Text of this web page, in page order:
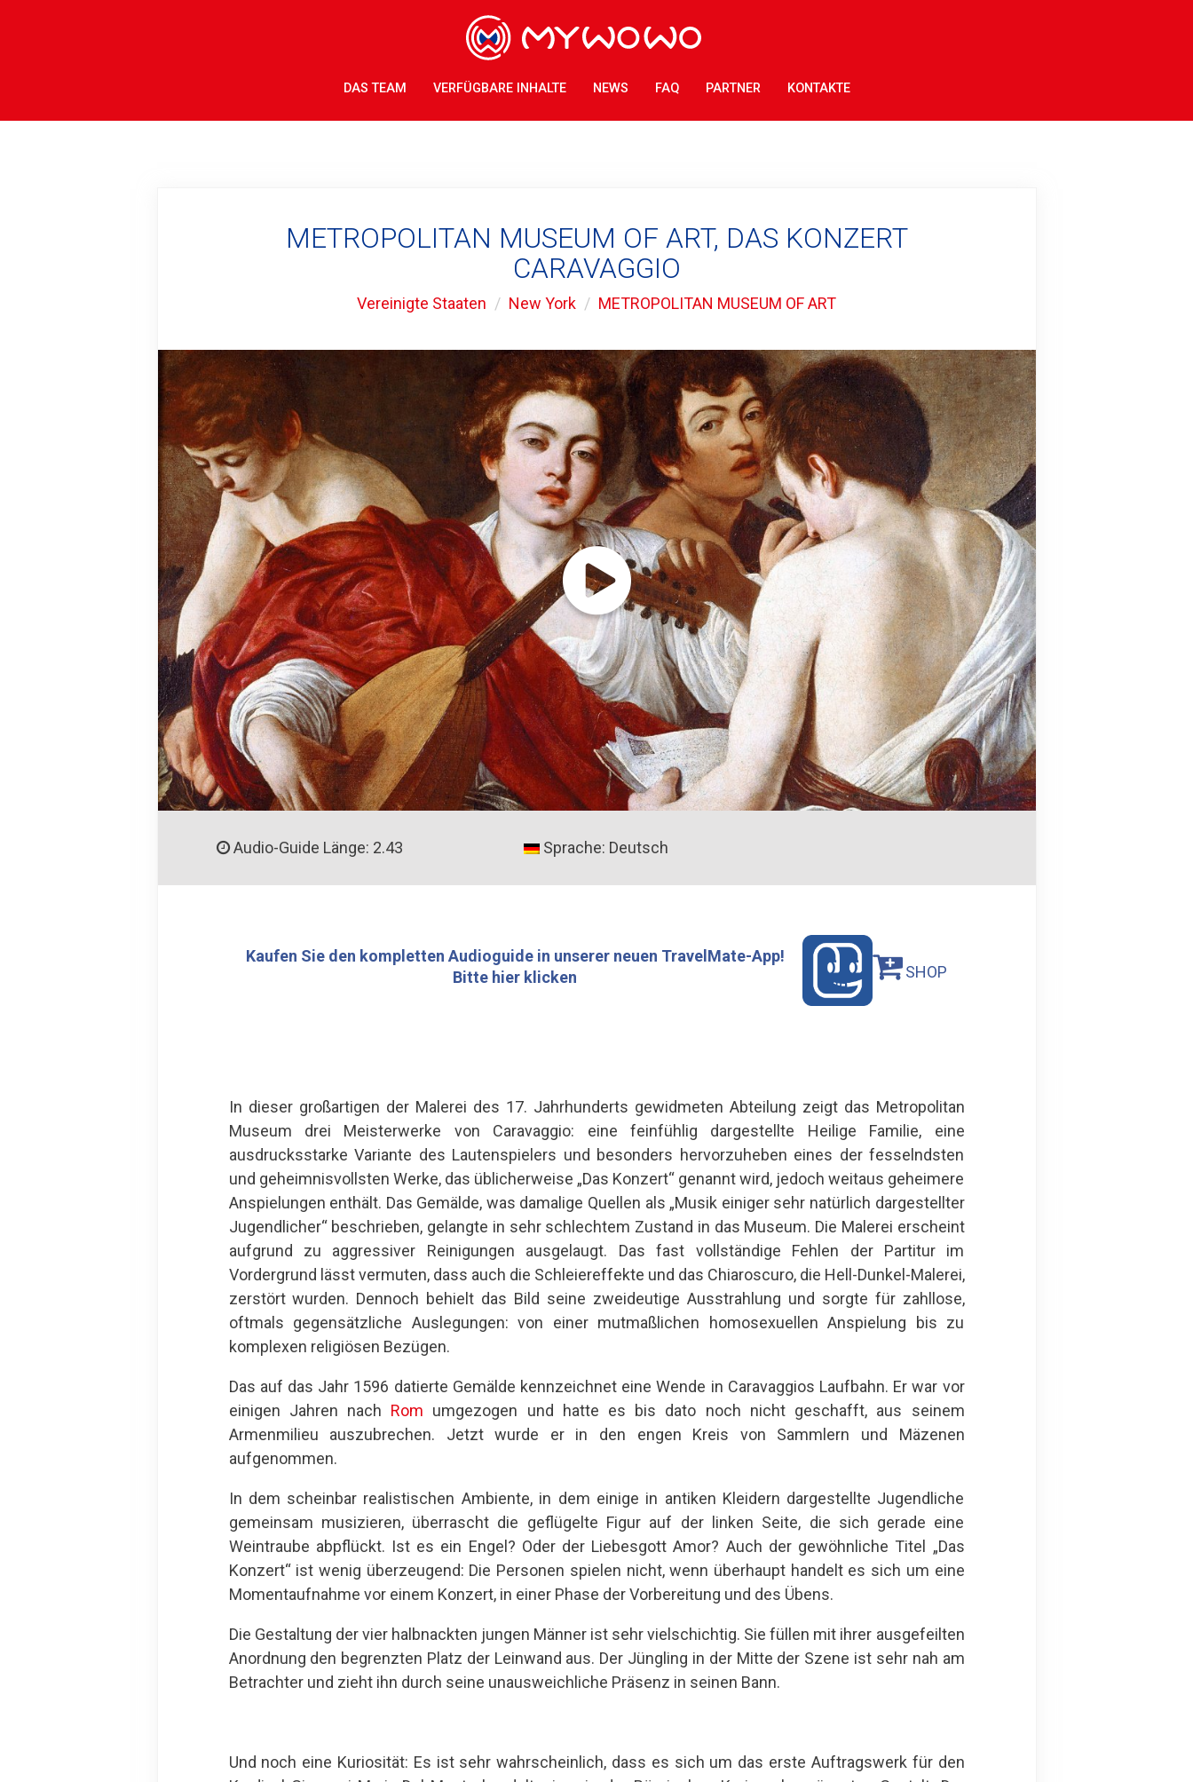
DAS TEAM VERFÜGBARE INHALTE NEWS FAQ PARTNER KONTAKTE
METROPOLITAN MUSEUM OF ART, DAS KONZERT
CARAVAGGIO
Vereinigte Staaten New York METROPOLITAN MUSEUM OF ART
Audio-Guide Länge: 2.43 Sprache: Deutsch
Kaufen Sie den kompletten Audioguide in unserer neuen TravelMate-App!
Bitte hier klicken
SHOP
In dieser großartigen der Malerei des 17. Jahrhunderts gewidmeten Abteilung zeigt das Metropolitan
Museum drei Meisterwerke von Caravaggio: eine feinfühlig dargestellte Heilige Familie, eine
ausdrucksstarke Variante des Lautenspielers und besonders hervorzuheben eines der fesselndsten
und geheimnisvollsten Werke, das üblicherweise „Das Konzert“ genannt wird, jedoch weitaus geheimere
Anspielungen enthält. Das Gemälde, was damalige Quellen als „Musik einiger sehr natürlich dargestellter
Jugendlicher“ beschrieben, gelangte in sehr schlechtem Zustand in das Museum. Die Malerei erscheint
aufgrund zu aggressiver Reinigungen ausgelaugt. Das fast vollständige Fehlen der Partitur im
Vordergrund lässt vermuten, dass auch die Schleiereffekte und das Chiaroscuro, die Hell-Dunkel-Malerei,
zerstört wurden. Dennoch behielt das Bild seine zweideutige Ausstrahlung und sorgte für zahllose,
oftmals gegensätzliche Auslegungen: von einer mutmaßlichen homosexuellen Anspielung bis zu
komplexen religiösen Bezügen.
Das auf das Jahr 1596 datierte Gemälde kennzeichnet eine Wende in Caravaggios Laufbahn. Er war vor
einigen Jahren nach Rom umgezogen und hatte es bis dato noch nicht geschafft, aus seinem
Armenmilieu auszubrechen. Jetzt wurde er in den engen Kreis von Sammlern und Mäzenen
aufgenommen.
In dem scheinbar realistischen Ambiente, in dem einige in antiken Kleidern dargestellte Jugendliche
gemeinsam musizieren, überrascht die geflügelte Figur auf der linken Seite, die sich gerade eine
Weintraube abpflückt. Ist es ein Engel? Oder der Liebesgott Amor? Auch der gewöhnliche Titel „Das
Konzert“ ist wenig überzeugend: Die Personen spielen nicht, wenn überhaupt handelt es sich um eine
Momentaufnahme vor einem Konzert, in einer Phase der Vorbereitung und des Übens.
Die Gestaltung der vier halbnackten jungen Männer ist sehr vielschichtig. Sie füllen mit ihrer ausgefeilten
Anordnung den begrenzten Platz der Leinwand aus. Der Jüngling in der Mitte der Szene ist sehr nah am
Betrachter und zieht ihn durch seine unausweichliche Präsenz in seinen Bann.
Und noch eine Kuriosität: Es ist sehr wahrscheinlich, dass es sich um das erste Auftragswerk für den